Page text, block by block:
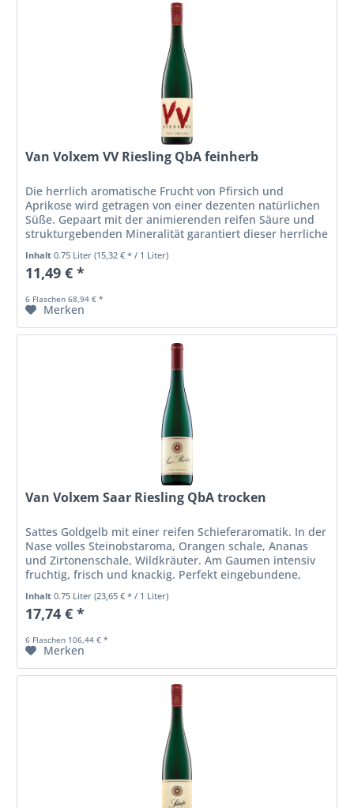
Van Volxem VV Riesling QbA feinherb
Die herrlich aromatische Frucht von Pfirsich und
Aprikose wird getragen von einer dezenten natürlichen
Süße. Gepaart mit der animierenden reifen Säure und
strukturgebenden Mineralität garantiert dieser herrliche
Inhalt0.75 Liter(15,32 € * / 1 Liter)
11,49 € *
6 Flaschen 68,94 € *
Merken
Van Volxem Saar Riesling QbA trocken
Sattes Goldgelb mit einer reifen Schieferaromatik. In der
Nase volles Steinobstaroma, Orangen schale, Ananas
und Zirtonenschale, Wildkräuter. Am Gaumen intensiv
fruchtig, frisch und knackig. Perfekt eingebundene,
reife Säure, druckvolle...
Inhalt0.75 Liter(23,65 € * / 1 Liter)
17,74 € *
6 Flaschen 106,44 € *
Merken